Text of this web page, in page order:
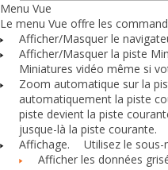
Menu Vue
Le menu Vue offre les
Afficher/Masquer le
Afficher/Masquer la piste
Miniatures vidéo même si
Zoom automatique sur la
automatiquement la piste
piste devient la piste
jusque-là la piste courante.
Affichage. Utilisez le sous-
Afficher les données